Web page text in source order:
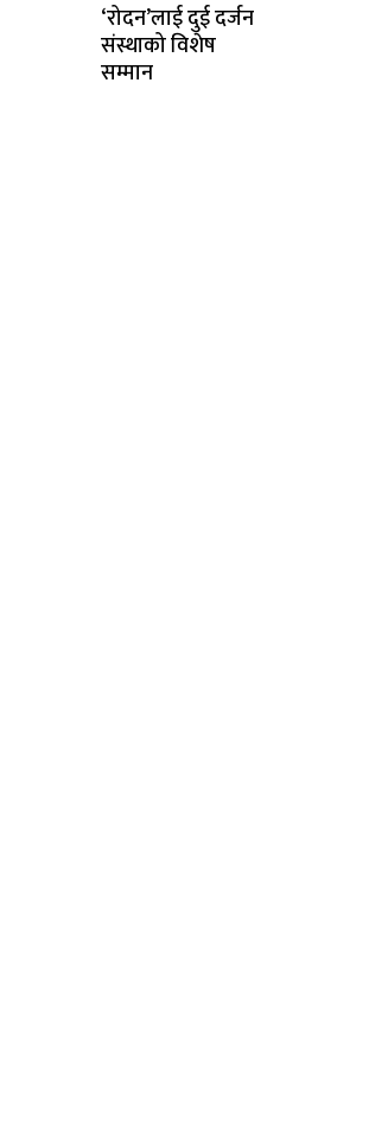
‘रोदन’लाई दुई दर्जन
संस्थाको विशेष
सम्मान